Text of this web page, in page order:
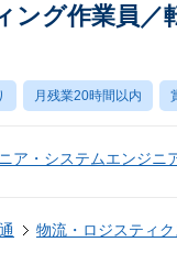
ング作業員／
月残業20時間以内
ア・システムエンジニ
物流・ロジスティ